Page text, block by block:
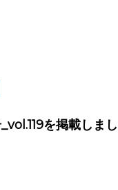
を掲載しまし